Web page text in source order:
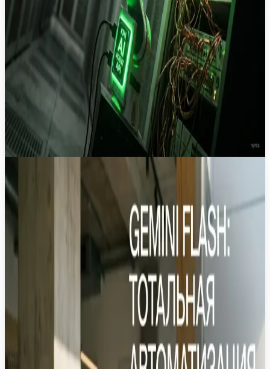
3мин
Встроенное управление компьютером в
Gemini 3.5 Flash: переход к
универсальным ИИ-агентам
Google интегрировала функцию управления
компьютером напрямую в модель Gemini 3.5 Flash.
Это позволяет создавать автономных агентов для
работы в браузерах и настольных приложениях.
AI Agents Computer Use